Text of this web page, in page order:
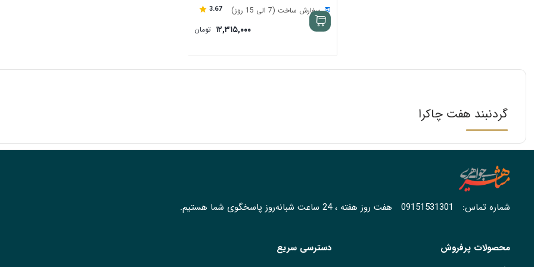
سفارش ساخت (7 الی 15 روز) 3.67
۱۲,۳۱۵,۰۰۰ تومان
گردنبند هفت چاکرا
شماره تماس: 09151531301 هفت روز هفته ، 24 ساعت شبانه‌روز پاسخگوی شما هستیم.
محصولات پرفروش دسترسی سریع